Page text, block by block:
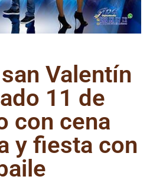
Valentín
11 de
con cena
y fiesta con